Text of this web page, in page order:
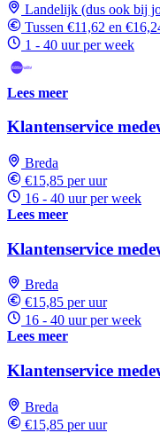
Landelijk (dus ook bij
Tussen €11,62 en
1 - 40 uur per week
Lees meer
Klantenservice
Breda
€15,85 per uur
16 - 40 uur per week
Lees meer
Klantenservice
Breda
€15,85 per uur
16 - 40 uur per week
Lees meer
Klantenservice
Breda
€15,85 per uur